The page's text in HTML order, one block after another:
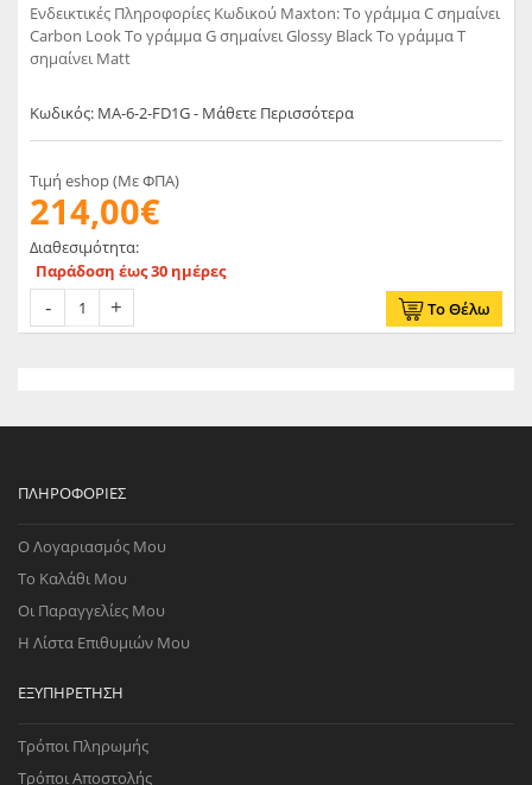
Ενδεικτικές Πληροφορίες Κωδικού Maxton: Το γράμμα C σημαίνει
Carbon Look Το γράμμα G σημαίνει Glossy Black Το γράμμα T
σημαίνει Matt
Κωδικός: MA-6-2-FD1G - Μάθετε Περισσότερα
Τιμή eshop (Με ΦΠΑ)
214,00€
Διαθεσιμότητα:
Παράδοση έως 30 ημέρες
Το Θέλω
ΠΛΗΡΟΦΟΡΊΕΣ
Ο Λογαριασμός Μου
Το Καλάθι Μου
Οι Παραγγελίες Μου
Η Λίστα Επιθυμιών Μου
ΕΞΥΠΗΡΈΤΗΣΗ
Τρόποι Πληρωμής
Τρόποι Αποστολής